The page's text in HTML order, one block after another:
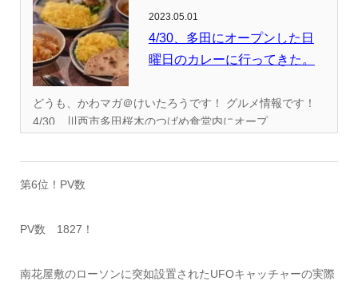
2023.05.01
4/30、多田にオープンした日
曜日のカレーに行ってきた。
どうも、かわマガ＠けいたろうです！ グルメ情報です！
4/30、川西市多田桜木のつばめ食堂内にオープ...
第6位！PV数
PV数 1827！
南花屋敷のローソンに突如設置されたUFOキャッチャーの実際